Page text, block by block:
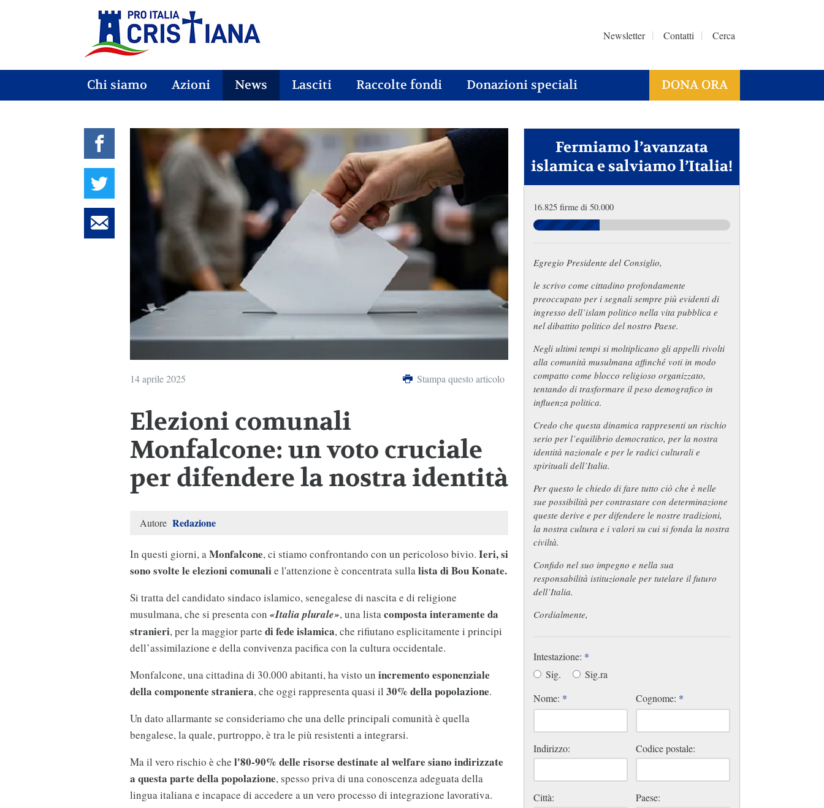
Newsletter Contatti Cerca
Chi siamo Azioni News Lasciti Raccolte fondi Donazioni speciali DONA ORA
14 aprile 2025 Stampa questo articolo
Elezioni comunali
Monfalcone: un voto cruciale
per difendere la nostra identità
Autore Redazione
In questi giorni, aMonfalcone, ci stiamo confrontando con un pericoloso bivio. Ieri, si
sono svolte le elezioni comunalie l'attenzione è concentrata sullalista di Bou Konate.
Si tratta del candidato sindaco islamico, senegalese di nascita e di religione
musulmana, che si presenta con «Italia plurale», una listacomposta interamente da
stranieri, per la maggior parte di fede islamica, che rifiutano esplicitamente i principi
dell’assimilazione e della convivenza pacifica con la cultura occidentale.
Monfalcone, una cittadina di 30.000 abitanti, ha visto un incremento esponenziale
della componente straniera, che oggi rappresenta quasi il 30% della popolazione.
Un dato allarmante se consideriamo che una delle principali comunità è quella
bengalese, la quale, purtroppo, è tra le più resistenti a integrarsi.
Ma il vero rischio è che l'80-90% delle risorse destinate al welfare siano indirizzate
a questa parte della popolazione, spesso priva di una conoscenza adeguata della
lingua italiana e incapace di accedere a un vero processo di integrazione lavorativa.
Fermiamo l’avanzata
islamica e salviamo l’Italia!
16.825 firme di 50.000
Egregio Presidente del Consiglio,
le scrivo come cittadino profondamente
preoccupato per i segnali sempre più evidenti di
ingresso dell’islam politico nella vita pubblica e
nel dibattito politico del nostro Paese.
Negli ultimi tempi si moltiplicano gli appelli rivolti
alla comunità musulmana affinché voti in modo
compatto come blocco religioso organizzato,
tentando di trasformare il peso demografico in
influenza politica.
Credo che questa dinamica rappresenti un rischio
serio per l’equilibrio democratico, per la nostra
identità nazionale e per le radici culturali e
spirituali dell’Italia.
Per questo le chiedo di fare tutto ciò che è nelle
sue possibilità per contrastare con determinazione
queste derive e per difendere le nostre tradizioni,
la nostra cultura e i valori su cui si fonda la nostra
civiltà.
Confido nel suo impegno e nella sua
responsabilità istituzionale per tutelare il futuro
dell’Italia.
Cordialmente,
Intestazione: *
Sig.
Sig.ra
Nome: * Cognome: *
Indirizzo: Codice postale:
Città: Paese: